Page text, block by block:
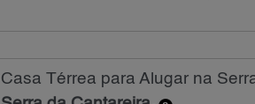
Casa Térrea para Alugar na